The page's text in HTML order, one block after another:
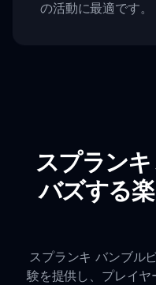
の活動に最適です。
スプラン
バズする
スプランキ バンブル
験を提供し、プレイ